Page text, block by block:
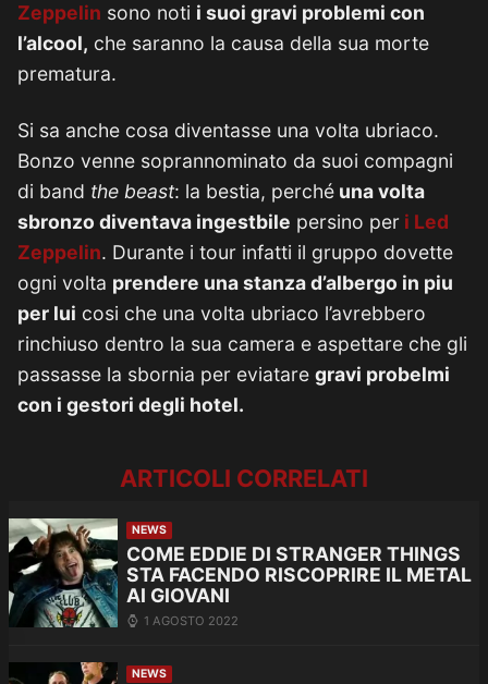
Zeppelin sono noti i suoi gravi problemi con
l’alcool, che saranno la causa della sua morte
prematura.
Si sa anche cosa diventasse una volta ubriaco.
Bonzo venne soprannominato da suoi compagni
di band the beast: la bestia, perché una volta
sbronzo diventava ingestbile persino per i Led
Zeppelin. Durante i tour infatti il gruppo dovette
ogni volta prendere una stanza d’albergo in piu
per lui cosi che una volta ubriaco l’avrebbero
rinchiuso dentro la sua camera e aspettare che gli
passasse la sbornia per eviatare gravi probelmi
con i gestori degli hotel.
ARTICOLI CORRELATI
NEWS
COME EDDIE DI STRANGER THINGS
STA FACENDO RISCOPRIRE IL METAL
AI GIOVANI
1 AGOSTO 2022
NEWS